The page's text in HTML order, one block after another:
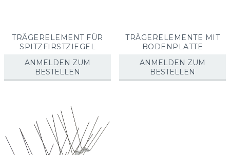
TRÄGERELEMENT FÜR
SPITZFIRSTZIEGEL
ANMELDEN ZUM
BESTELLEN
TRÄGERELEMENTE MIT
BODENPLATTE
ANMELDEN ZUM
BESTELLEN